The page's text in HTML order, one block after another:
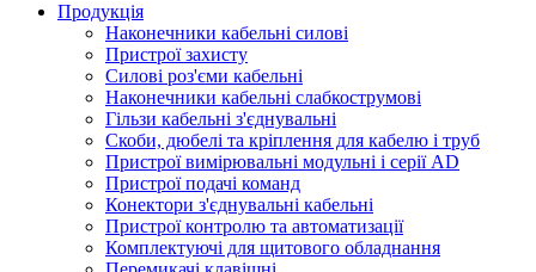
Продукція
Наконечники кабельні силові
Пристрої захисту
Силові роз'єми кабельні
Наконечники кабельні слабкострумові
Гільзи кабельні з'єднувальні
Скоби, дюбелі та кріплення для кабелю і труб
Пристрої вимірювальні модульні і серії AD
Пристрої подачі команд
Конектори з'єднувальні кабельні
Пристрої контролю та автоматизації
Комплектуючі для щитового обладнання